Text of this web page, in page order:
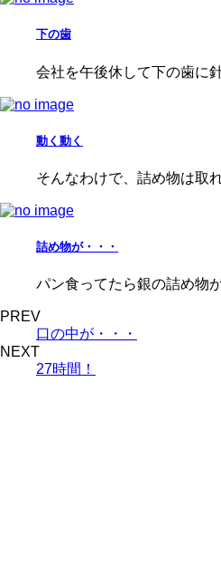
下の歯
会社を午後休して下の歯に
動く動く
そんなわけで、詰め物は取
詰め物が・・・
パン食ってたら銀の詰め物
PREV
口の中が・・・
NEXT
27時間！